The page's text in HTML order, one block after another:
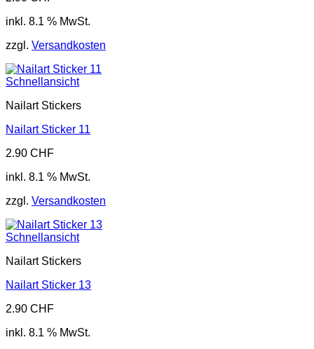
inkl. 8.1 % MwSt.
zzgl. Versandkosten
Schnellansicht
Nailart Stickers
Nailart Sticker 11
2.90 CHF
inkl. 8.1 % MwSt.
zzgl. Versandkosten
Schnellansicht
Nailart Stickers
Nailart Sticker 13
2.90 CHF
inkl. 8.1 % MwSt.